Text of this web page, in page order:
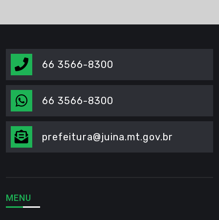
66 3566-8300
66 3566-8300
prefeitura@juina.mt.gov.br
MENU